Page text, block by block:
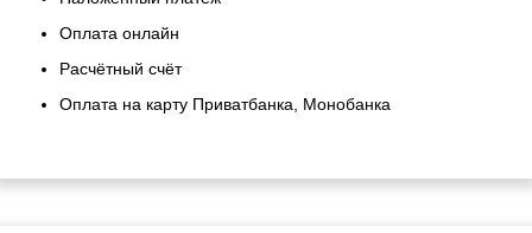
Оплата онлайн
Расчётный счёт
Оплата на карту Приватбанка, Монобанка